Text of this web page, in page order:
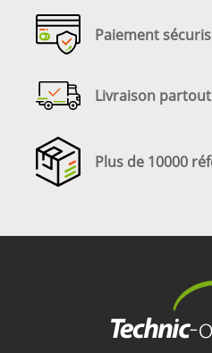
Paiement
Livraison
Plus de 10000